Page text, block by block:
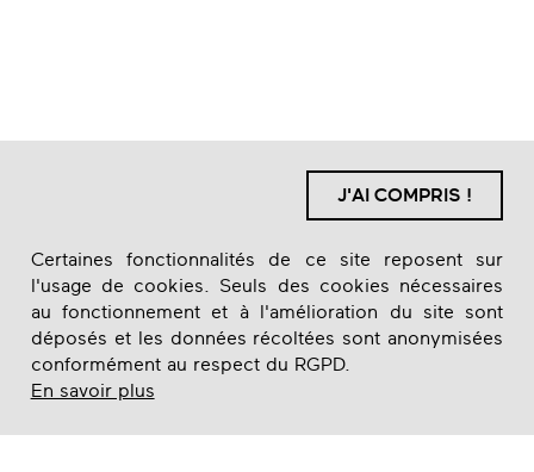
J'AI COMPRIS !
Certaines fonctionnalités de ce site reposent sur
l'usage de cookies. Seuls des cookies nécessaires
au fonctionnement et à l'amélioration du site sont
déposés et les données récoltées sont anonymisées
conformément au respect du RGPD.
En savoir plus